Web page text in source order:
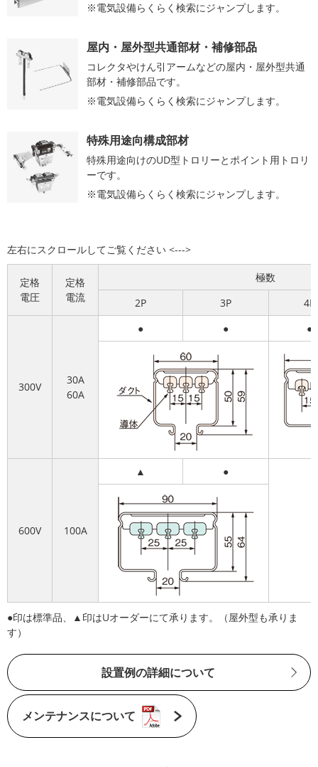
電気設備らくらく検索にジャンプします。
屋内・屋外型共通部材・補修部品
コレクタやけん引アームなどの屋内・屋外型共通
部材・補修部品です。
電気設備らくらく検索にジャンプします。
特殊用途向構成部材
特殊用途向けのUD型トロリーとポイント用トロリ
ーです。
電気設備らくらく検索にジャンプします。
定格
電圧
定格
電流
極数
2P
3P 4P
300V
30A
60A
● ● ●
600V 100A
▲ ●
●印は標準品、▲印はUオーダーにて承ります。（屋外型も承りま
す）
設置例の詳細について
メンテナンスについて